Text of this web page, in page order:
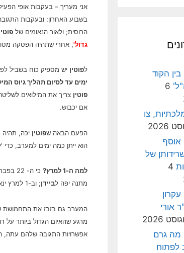
אני מעריך – בעקבות אופי
בשבוע האחרון; ובעקבות
הרוסית; ולאור הנאומים של
גדול', אחרי שתהיה הפסקה
לפוטין יש מספיק כוח בשביל
ימים עד לסיום תהליך גיוס המילואים
פוטין צריך את המילואים
אם יכבוש.
הפעם הבאה שפוטין
הוא ייתן כמה ימים למערב,
למה ה-1 למרץ ? כי ה- 22 בפברואר היה יום הנשיא בארה"ב, ו
מתנה יפה לביידן; וב-1 למרץ ינאם
מרגע שהאיום הגדול ביותר
אפשרויות התגובה שלהם עתה,
הקוד
6
צו
אוסף
של
4
אורי
מה גרם
לפתוח